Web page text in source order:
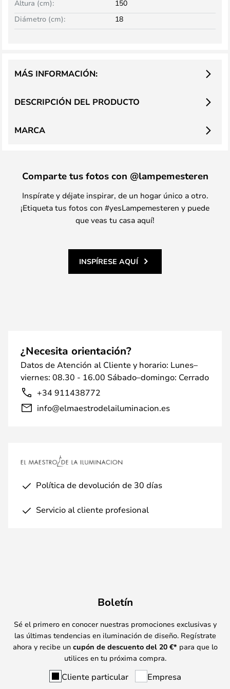
Altura (cm):
150
Diámetro (cm):
18
DESCRIPCIÓN DEL PRODUCTO
MÁS INFORMACIÓN:
MARCA
Comparte tus fotos con @lampemesteren
Inspírate y déjate inspirar, de un hogar único a otro.
¡Etiqueta tus fotos con #yesLampemesteren y puede
que veas tu casa aquí!
INSPÍRESE AQUÍ
¿Necesita orientación?
Datos de Atención al Cliente y horario: Lunes–
viernes: 08.30 - 16.00 Sábado–domingo: Cerrado
+34 911438772
info@elmaestrodelailuminacion.es
Política de devolución de 30 días
Servicio al cliente profesional
Boletín
Sé el primero en conocer nuestras promociones exclusivas y
las últimas tendencias en iluminación de diseño. Regístrate
ahora y recibe un cupón de descuento del 20 €* para que lo
utilices en tu próxima compra.
Cliente particular Empresa